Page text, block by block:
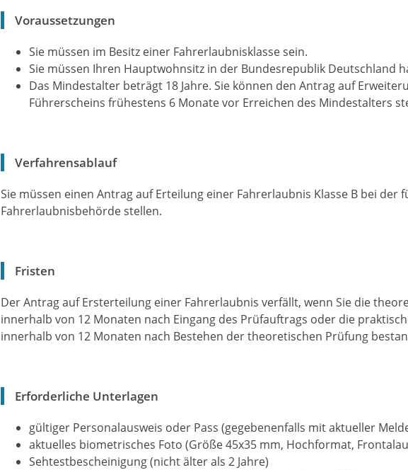
Voraussetzungen
Sie müssen im Besitz einer Fahrerlaubnisklasse sein.
Sie müssen Ihren Hauptwohnsitz in der Bundesrepublik Deutschland
Das Mindestalter beträgt 18 Jahre. Sie können den Antrag auf
Führerscheins frühestens 6 Monate vor Erreichen des Mindestalters
Verfahrensablauf
Sie müssen einen Antrag auf Erteilung einer Fahrerlaubnis Klasse B bei der
Fahrerlaubnisbehörde stellen.
Fristen
Der Antrag auf Ersterteilung einer Fahrerlaubnis verfällt, wenn Sie die
innerhalb von 12 Monaten nach Eingang des Prüfauftrags oder die
innerhalb von 12 Monaten nach Bestehen der theoretischen Prüfung
Erforderliche Unterlagen
gültiger Personalausweis oder Pass (gegebenenfalls mit aktueller
aktuelles biometrisches Foto (Größe 45x35 mm, Hochformat,
Sehtestbescheinigung (nicht älter als 2 Jahre)